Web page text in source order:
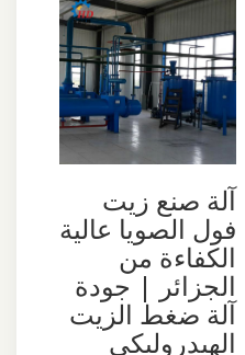
آلة صنع زيت
فول الصويا عالية
الكفاءة من
الجزائر | جودة
آلة ضغط الزيت
الهيدروليكي